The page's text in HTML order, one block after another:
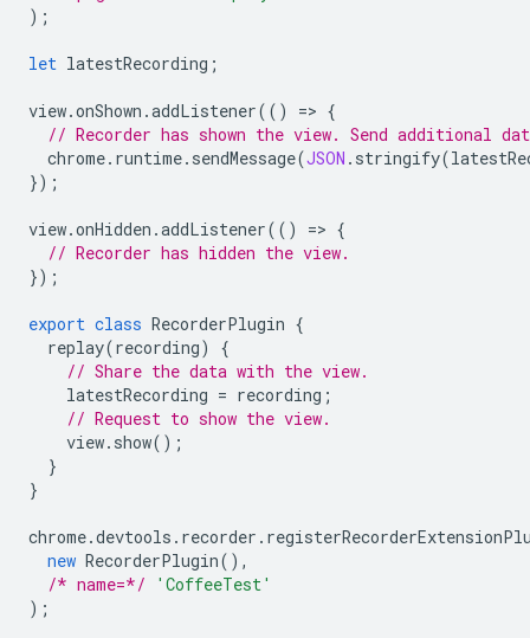
);
let latestRecording ;
view.onShown .addListener(() => {
// Recorder has shown the view. Send additional
chrome. runtime. sendMessage(JSON . stringify(
});
view.onHidden .addListener(() => {
// Recorder has hidden the view.
});
export class RecorderPlugin {
replay(recording)
{
// Share the data with the view.
latestRecording = recording ;
// Request to show the view.
view. show();
}
}
chrome.devtools . recorder .
new RecorderPlugin(),
/* name=*/
'CoffeeTest'
);